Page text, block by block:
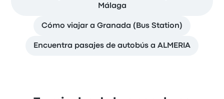
Málaga
Cómo viajar a Granada (Bus Station)
Encuentra pasajes de autobús a ALMERIA